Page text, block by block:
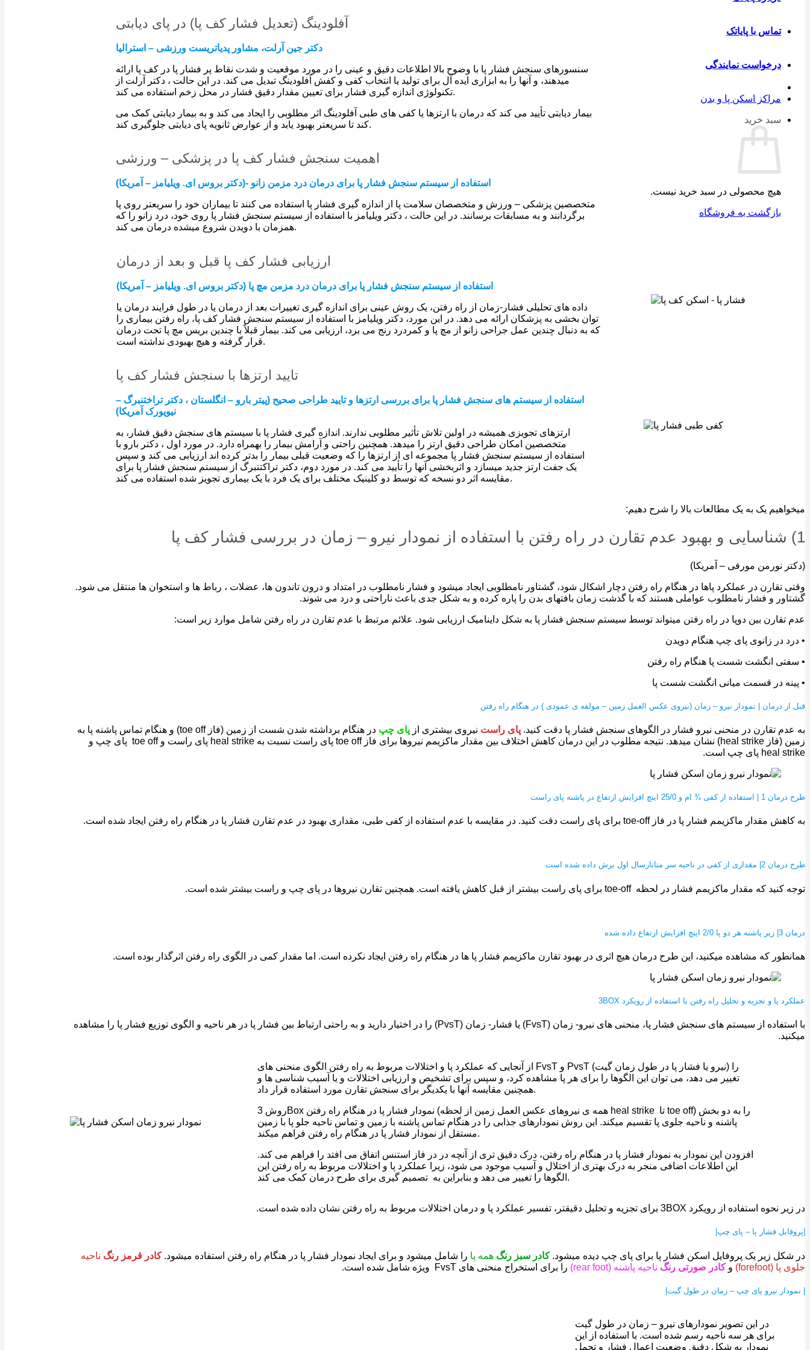
تماس با پایاتک
درخواست نمایندگی
مراکز اسکن پا و بدن
سبد خرید
هیچ محصولی در سبد خرید نیست.
بازگشت به فروشگاه
آفلودینگ (تعدیل فشار کف پا) در پای دیابتی
دکتر جین آرلت، مشاور پدیاتریست ورزشی – استرالیا
سنسورهای سنجش فشار پا با وضوح بالا اطلاعات دقیق و عینی را در مورد موقعیت و شدت نقاط پر فشار پا در کف پا ارائه
میدهند، و آنها را به ابزاری ایده آل برای تولید یا انتخاب کفی و کفش آفلودینگ تبدیل می کند. در این حالت ، دکتر آرلت از
تکنولوژی اندازه گیری فشار برای تعیین مقدار دقیق فشار در محل زخم استفاده می کند.
بیمار دیابتی تأیید می کند که درمان با ارتزها یا کفی های طبی آفلودینگ اثر مطلوبی را ایجاد می کند و به بیمار دیابتی کمک می
کند تا سریعتر بهبود یابد و از عوارض ثانویه پای دیابتی جلوگیری کند.
اهمیت سنجش فشار کف پا در پزشکی – ورزشی
استفاده از سیستم سنجش فشار پا برای درمان درد مزمن زانو -(دکتر بروس ای. ویلیامز – آمریکا)
متخصصین پزشکی – ورزش و متخصصان سلامت پا از اندازه گیری فشار پا استفاده می کنند تا بیماران خود را سریعتر روی پا
برگردانند و به مسابقات برسانند. در این حالت ، دکتر ویلیامز با استفاده از سیستم سنجش فشار پا روی خود، درد زانو را که
همزمان با دویدن شروع میشده درمان می کند.
ارزیابی فشار کف پا قبل و بعد از درمان
استفاده از سیستم سنجش فشار پا برای درمان درد مزمن مچ پا (دکتر بروس ای. ویلیامز – آمریکا)
داده های تحلیلی فشار-زمان از راه رفتن، یک روش عینی برای اندازه گیری تغییرات بعد از درمان یا در طول فرایند درمان یا
توان بخشی به پزشکان ارائه می دهد. در این مورد، دکتر ویلیامز با استفاده از سیستم سنجش فشار کف پا، راه رفتن بیماری را
که به دنبال چندین عمل جراحی زانو از مچ پا و کمردرد رنج می برد، ارزیابی می کند. بیمار قبلاً با چندین بریس مچ پا تحت درمان
قرار گرفته و هیچ بهبودی نداشته است.
تایید ارتزها با سنجش فشار کف پا
استفاده از سیستم های سنجش فشار پا برای بررسی ارتزها و تایید طراحی صحیح (پیتر بارو – انگلستان ، دکتر تراختنبرگ –
نیویورک آمریکا)
ارتزهای تجویزی همیشه در اولین تلاش تأثیر مطلوبی ندارند. اندازه گیری فشار پا با سیستم های سنجش دقیق فشار، به
متخصصین امکان طراحی دقیق ارتز را میدهد. همچنین راحتی و آرامش بیمار را بهمراه دارد. در مورد اول ، دکتر بارو با
استفاده از سیستم سنجش فشار پا مجموعه ای از ارتزها را که وضعیت قبلی بیمار را بدتر کرده اند ارزیابی می کند و سپس
یک جفت ارتز جدید میسازد و اثربخشی آنها را تأیید می کند. در مورد دوم، دکتر تراکتنبرگ از سیستم سنجش فشار پا برای
مقایسه اثر دو نسخه که توسط دو کلینیک مختلف برای یک فرد با یک بیماری تجویز شده استفاده می کند.
میخواهیم یک به یک مطالعات بالا را شرح دهیم:
1) شناسایی و بهبود عدم تقارن در راه رفتن با استفاده از نمودار نیرو – زمان در بررسی فشار کف پا
(دکتر نورمن مورفی – آمریکا)
وقتی تقارن در عملکرد پاها در هنگام راه رفتن دچار اشکال شود، گشتاور نامطلوبی ایجاد میشود و فشار نامطلوب در امتداد و درون تاندون ها، عضلات ، رباط ها و استخوان ها منتقل می شود.
گشتاور و فشار نامطلوب عواملی هستند که با گذشت زمان بافتهای بدن را پاره کرده و به شکل جدی باعث ناراحتی و درد می شوند.
عدم تقارن بین دوپا در راه رفتن میتواند توسط سیستم سنجش فشار پا به شکل داینامیک ارزیابی شود. علائم مرتبط با عدم تقارن در راه رفتن شامل موارد زیر است:
• درد در زانوی پای چپ هنگام دویدن
• سفتی انگشت شست پا هنگام راه رفتن
• پینه در قسمت میانی انگشت شست پا
قبل از درمان | نمودار نیرو – زمان (نیروی عکس العمل زمین – مولفه ی عمودی ) در هنگام راه رفتن
به عدم تقارن در منحنی نیرو فشار در الگوهای سنجش فشار پا دقت کنید. پای راست نیروی بیشتری از پای چپ
در هنگام برداشته شدن شست از زمین (فاز toe off) و هنگام تماس پاشنه پا به
زمین (فاز heal strike) نشان میدهد. نتیجه مطلوب در این درمان کاهش اختلاف بین مقدار ماکزیمم نیروها برای فاز toe off پای راست نسبت به heal strike پای راست و toe off پای چپ و
heal strike پای چپ است.
طرح درمان 1 | استفاده از کفی ¾ ام و 25/0 اینچ افزایش ارتفاع در پاشنه پای راست
به کاهش مقدار ماکزیمم فشار پا در فاز toe-off برای پای راست دقت کنید. در مقایسه با عدم استفاده از کفی طبی، مقداری بهبود در عدم تقارن فشار پا در هنگام راه رفتن ایجاد شده است.
طرح درمان 2| مقداری از کفی در ناحیه سر متاتارسال اول برش داده شده است
توجه کنید که مقدار ماکزیمم فشار در لحظه toe-off برای پای راست بیشتر از قبل کاهش یافته است. همچنین تقارن نیروها در پای چپ و راست بیشتر شده است.
درمان 3| زیر پاشنه هر دو پا 2/0 اینچ افزایش ارتفاع داده شده
همانطور که مشاهده میکنید، این طرح درمان هیچ اثری در بهبود تقارن ماکزیمم فشار پا ها در هنگام راه رفتن ایجاد نکرده است. اما مقدار کمی در الگوی راه رفتن اثرگذار بوده است.
عملکرد پا و تجزیه و تحلیل راه رفتن با استفاده از رویکرد 3BOX
با استفاده از سیستم های سنجش فشار پا، منحنی های نیرو- زمان (FvsT) یا فشار- زمان (PvsT) را در اختیار دارید و به راحتی ارتباط بین فشار پا در هر ناحیه و الگوی توزیع فشار پا را مشاهده
میکنید.
از آنجایی که عملکرد پا و اختلالات مربوط به راه رفتن الگوی منحنی های FvsT و PvsT (نیرو یا فشار پا در طول زمان گیت) را
تغییر می دهد، می توان این الگوها را برای هر پا مشاهده کرد، و سپس برای تشخیص و ارزیابی اختلالات و یا آسیب شناسی ها و
همچنین مقایسه آنها با یکدیگر برای سنجش تقارن مورد استفاده قرار داد.
روش 3Box نمودار فشار پا در هنگام راه رفتن (همه ی نیروهای عکس العمل زمین از لحظه heal strike تا toe off) را به دو بخش
پاشنه و ناحیه جلوی پا تقسیم میکند. این روش نمودارهای جذابی را در هنگام تماس پاشنه با زمین و تماس ناحیه جلو پا با زمین
مستقل از نمودار فشار پا در هنگام راه رفتن فراهم میکند.
افزودن این نمودار به نمودار فشار پا در هنگام راه رفتن، درک دقیق تری از آنچه در در فاز استنس اتفاق می افتد را فراهم می کند.
این اطلاعات اضافی منجر به درک بهتری از اختلال و آسیب موجود می شود، زیرا عملکرد پا و اختلالات مربوط به راه رفتن این
الگوها را تغییر می دهد و بنابراین به تصمیم گیری برای طرح درمان کمک می کند.
در زیر نحوه استفاده از رویکرد 3BOX برای تجزیه و تحلیل دقیقتر، تفسیر عملکرد پا و درمان اختلالات مربوط به راه رفتن نشان داده شده است.
|پروفایل فشار پا – پای چپ|
در شکل زیر یک پروفایل اسکن فشار پا برای پای چپ دیده میشود.کادر سبز رنگ همه پا را شامل میشود و برای ایجاد نمودار فشار پا در هنگام راه رفتن استفاده میشود.کادر قرمز رنگ ناحیه
جلوی پا (forefoot)
وکادر صورتی رنگ ناحیه پاشنه (rear foot) را برای استخراج منحنی های FvsT ویژه شامل شده است.
| نمودار نیرو پای چپ – زمان در طول گیت|
در این تصویر نمودارهای نیرو – زمان در طول گیت
برای هر سه ناحیه رسم شده است. با استفاده از این
نمودار به شکل دقیق وضعیت اعمال فشار و تحمل